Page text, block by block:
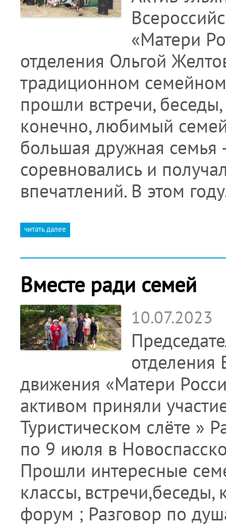
«Матери
отделения Ольгой
традиционном семейном
прошли встречи,
конечно, любимый
большая дружная семья
соревновались и
впечатлений. В этом
читать далее
Вместе ради семей
10.07.2023
отделения
движения «Матери
активом приняли
Туристическом слёте »
по 9 июля в
Прошли интересные
классы,
форум ; Разговор по